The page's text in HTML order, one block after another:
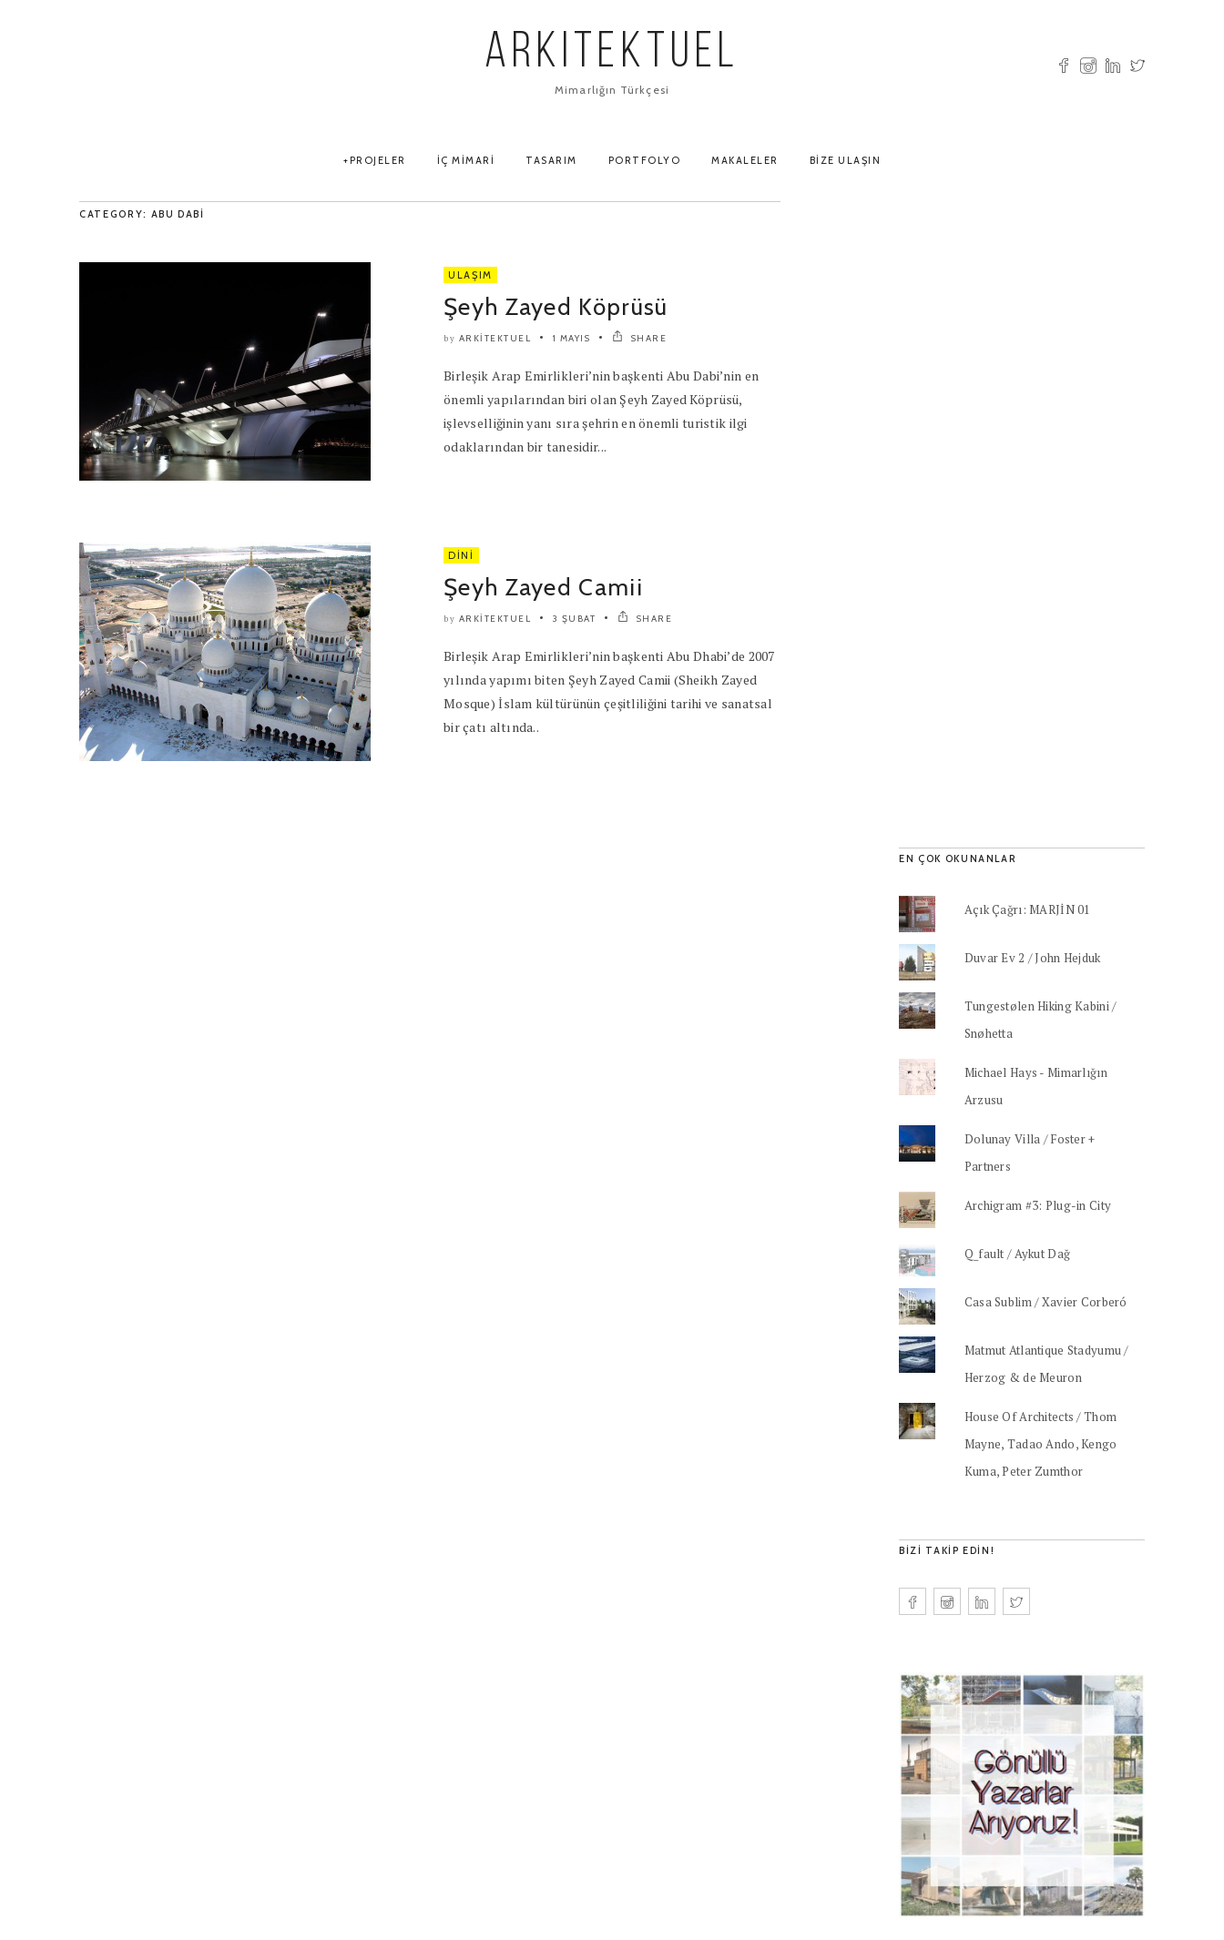
ARKITEKTUEL
Mimarlığın Türkçesi
PROJELER İÇ MIMARI TASARIM PORTFOLYO MAKALELER BIZE ULAŞIN
CATEGORY: ABU DABI
ULAŞIM
Şeyh Zayed Köprüsü
by ARKITEKTUEL 1 MAYIS SHARE
Birleşik Arap Emirlikleri’nin başkenti Abu Dabi’nin en
önemli yapılarından biri olan Şeyh Zayed Köprüsü,
işlevselliğinin yanı sıra şehrin en önemli turistik ilgi
odaklarından bir tanesidir...
DINI
Şeyh Zayed Camii
by ARKITEKTUEL 3 ŞUBAT SHARE
Birleşik Arap Emirlikleri’nin başkenti Abu Dhabi’de 2007
yılında yapımı biten Şeyh Zayed Camii (Sheikh Zayed
Mosque) İslam kültürünün çeşitliliğini tarihi ve sanatsal
bir çatı altında..
EN ÇOK OKUNANLAR
Açık Çağrı: MARJİN 01
Duvar Ev 2 / John Hejduk
Tungestølen Hiking Kabini /
Snøhetta
Michael Hays - Mimarlığın
Arzusu
Dolunay Villa / Foster +
Partners
Archigram #3: Plug-in City
Q_fault / Aykut Dağ
Casa Sublim / Xavier Corberó
Matmut Atlantique Stadyumu /
Herzog & de Meuron
House Of Architects / Thom
Mayne, Tadao Ando, Kengo
Kuma, Peter Zumthor
BIZI TAKIP EDIN!